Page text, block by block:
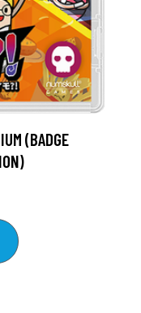
(BADGE